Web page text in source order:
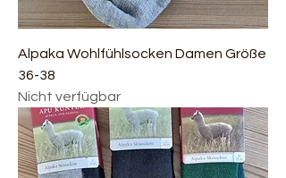
Alpaka Wohlfühlsocken Damen Größe
36-38
Nicht verfügbar